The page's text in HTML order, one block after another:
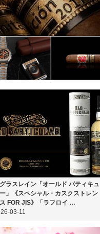
ラスレイン「オールド パティキュ
」《スペシャル・カスクストレン
FOR JIS》「ラフロイ …
03-11